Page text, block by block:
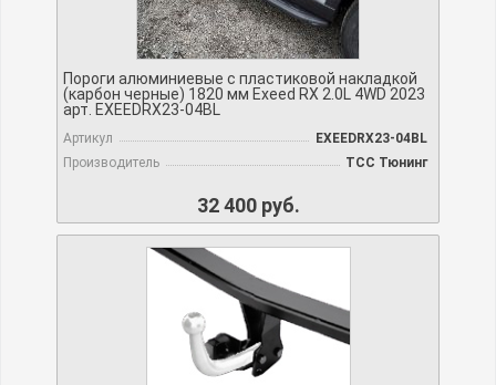
Пороги алюминиевые с пластиковой накладкой
(карбон черные) 1820 мм Exeed RX 2.0L 4WD 2023
арт. EXEEDRX23-04BL
Артикул
EXEEDRX23-04BL
Производитель
TCC Тюнинг
32 400 руб.